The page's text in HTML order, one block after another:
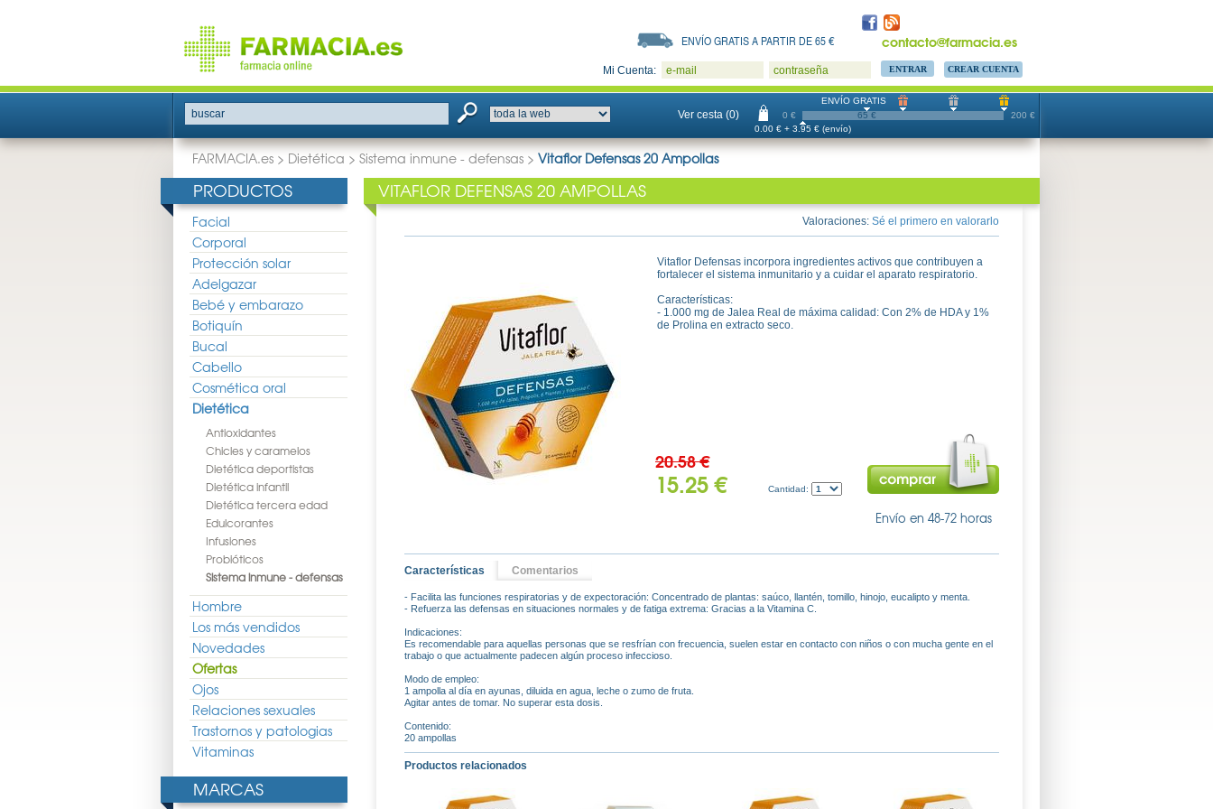
contacto@farmacia.es
ENVÍO GRATIS A PARTIR DE 65 €
Mi Cuenta: e-mail contraseña CREAR CUENTA
buscar Ver cesta (0) 0 € 200 €
ENVÍO GRATIS
65 €
0.00 € + 3.95 € (envío)
FARMACIA.es > Dietética > Sistema inmune - defensas > Vitaflor Defensas 20 Ampollas
PRODUCTOS
Facial
Corporal
Protección solar
Adelgazar
Bebé y embarazo
Botiquín
Bucal
Cabello
Cosmética oral
Dietética
Antioxidantes
Chicles y caramelos
Dietética deportistas
Dietética infantil
Dietética tercera edad
Edulcorantes
Infusiones
Probióticos
Sistema inmune - defensas
Hombre
Los más vendidos
Novedades
Ofertas
Ojos
Relaciones sexuales
Trastornos y patologias
Vitaminas
MARCAS
VITAFLOR DEFENSAS 20 AMPOLLAS
Valoraciones: Sé el primero en valorarlo
Vitaflor Defensas incorpora ingredientes activos que contribuyen a
fortalecer el sistema inmunitario y a cuidar el aparato respiratorio.
Características:
- 1.000 mg de Jalea Real de máxima calidad: Con 2% de HDA y 1%
de Prolina en extracto seco.
20.58 €
15.25 € Cantidad:
Envío en 48-72 horas
Características Comentarios
- Facilita las funciones respiratorias y de expectoración: Concentrado de plantas: saúco, llantén, tomillo, hinojo, eucalipto y menta.
- Refuerza las defensas en situaciones normales y de fatiga extrema: Gracias a la Vitamina C.
Indicaciones:
Es recomendable para aquellas personas que se resfrían con frecuencia, suelen estar en contacto con niños o con mucha gente en el
trabajo o que actualmente padecen algún proceso infeccioso.
Modo de empleo:
1 ampolla al día en ayunas, diluida en agua, leche o zumo de fruta.
Agitar antes de tomar. No superar esta dosis.
Contenido:
20 ampollas
Productos relacionados